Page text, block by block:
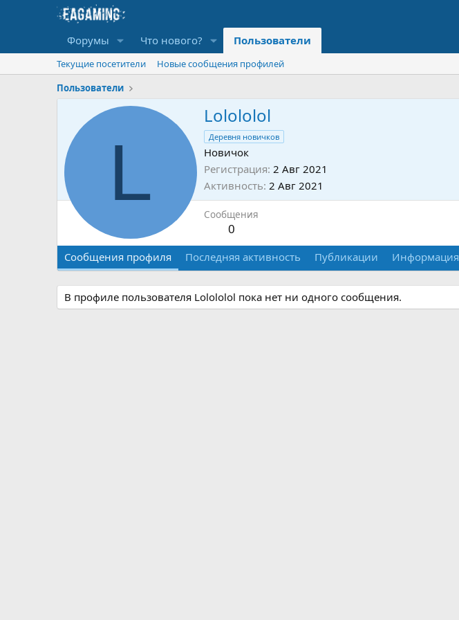
Форумы Что нового? Пользователи
Текущие посетители
Новые сообщения профилей
Пользователи
L
Lolololol
Деревня новичков
Новичок
Регистрация 2 Авг 2021
Активность 2 Авг 2021
Сообщения
0
Сообщения профиля Последняя активность Публикации Информация
В профиле пользователя Lolololol пока нет ни одного сообщения.